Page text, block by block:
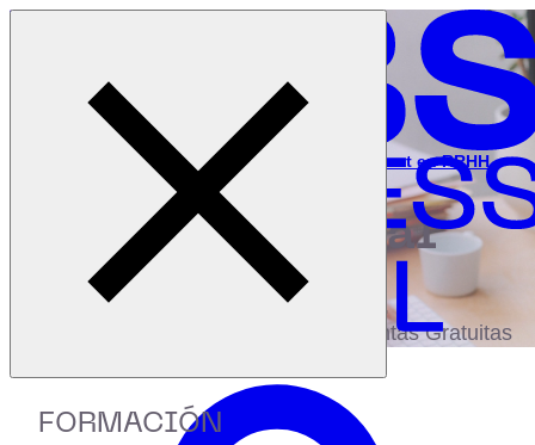
FORMACIÓN
Inicio
Recursos
Webinar: Aplicación de Lean Management en RRHH
bibliotecadigital
Accede a más de 150 Recursos, Guías,
eBooks,Plantillas, Estudios y Herramientas Gratuitas